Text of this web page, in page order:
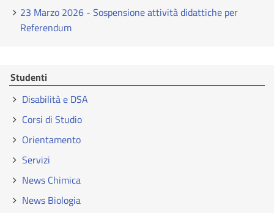
23 Marzo 2026 - Sospensione attività didattiche per
Referendum
Studenti
Disabilità e DSA
Corsi di Studio
Orientamento
Servizi
News Chimica
News Biologia